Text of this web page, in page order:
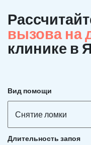
вызова на
клинике в
Вид помощи
Снятие ломки
Длительность запоя